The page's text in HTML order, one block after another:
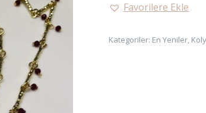
KOLYE
Favorilere Ekle
Kategoriler: En Yeniler,